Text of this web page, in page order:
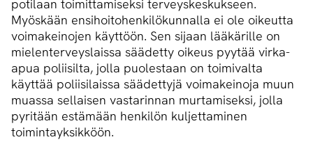
potilaan toimittamiseksi terveyskeskukseen.
Myöskään ensihoitohenkilökunnalla ei ole oikeutta
voimakeinojen käyttöön. Sen sijaan lääkärille on
mielenterveyslaissa säädetty oikeus pyytää virka-
apua poliisilta, jolla puolestaan on toimivalta
käyttää poliisilaissa säädettyjä voimakeinoja muun
muassa sellaisen vastarinnan murtamiseksi, jolla
pyritään estämään henkilön kuljettaminen
toimintayksikköön.